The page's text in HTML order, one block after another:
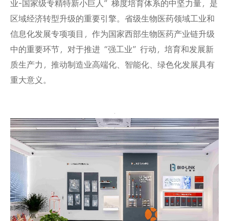
业-国家级专精特新小巨人”梯度培育体系的中坚力量，是
区域经济转型升级的重要引擎。省级生物医药领域工业和
信息化发展专项项目，作为国家西部生物医药产业链升级
中的重要环节，对于推进“强工业”行动，培育和发展新
质生产力，推动制造业高端化、智能化、绿色化发展具有
重大意义。